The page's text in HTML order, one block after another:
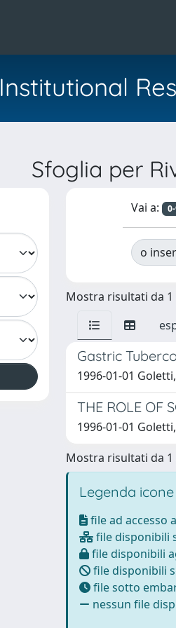
Institutional
Sfoglia per
Vai a:
o
Mostra risultati da 1
Gastric
1996-01-01
THE ROLE OF
1996-01-01
Mostra risultati da 1
Legenda icone
file ad accesso
file disponibili
file disponibili
file disponibili
file sotto
nessun file